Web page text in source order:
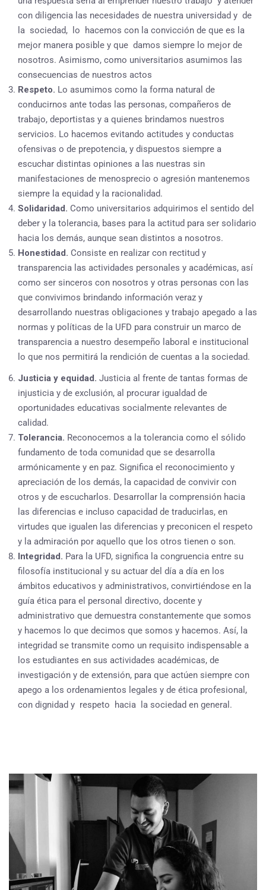
con diligencia las necesidades de nuestra universidad y de
la sociedad, lo hacemos con la convicción de que es la
mejor manera posible y que damos siempre lo mejor de
nosotros. Asimismo, como universitarios asumimos las
consecuencias de nuestros actos
Respeto. Lo asumimos como la forma natural de
conducirnos ante todas las personas, compañeros de
trabajo, deportistas y a quienes brindamos nuestros
servicios. Lo hacemos evitando actitudes y conductas
ofensivas o de prepotencia, y dispuestos siempre a
escuchar distintas opiniones a las nuestras sin
manifestaciones de menosprecio o agresión mantenemos
siempre la equidad y la racionalidad.
Solidaridad. Como universitarios adquirimos el sentido del
deber y la tolerancia, bases para la actitud para ser solidario
hacia los demás, aunque sean distintos a nosotros.
Honestidad. Consiste en realizar con rectitud y
transparencia las actividades personales y académicas, así
como ser sinceros con nosotros y otras personas con las
que convivimos brindando información veraz y
desarrollando nuestras obligaciones y trabajo apegado a las
normas y políticas de la UFD para construir un marco de
transparencia a nuestro desempeño laboral e institucional
lo que nos permitirá la rendición de cuentas a la sociedad.
Justicia y equidad. Justicia al frente de tantas formas de
injusticia y de exclusión, al procurar igualdad de
oportunidades educativas socialmente relevantes de
calidad.
Tolerancia. Reconocemos a la tolerancia como el sólido
fundamento de toda comunidad que se desarrolla
armónicamente y en paz. Significa el reconocimiento y
apreciación de los demás, la capacidad de convivir con
otros y de escucharlos. Desarrollar la comprensión hacia
las diferencias e incluso capacidad de traducirlas, en
virtudes que igualen las diferencias y preconicen el respeto
y la admiración por aquello que los otros tienen o son.
Integridad. Para la UFD, significa la congruencia entre su
filosofía institucional y su actuar del día a día en los
ámbitos educativos y administrativos, convirtiéndose en la
guía ética para el personal directivo, docente y
administrativo que demuestra constantemente que somos
y hacemos lo que decimos que somos y hacemos. Así, la
integridad se transmite como un requisito indispensable a
los estudiantes en sus actividades académicas, de
investigación y de extensión, para que actúen siempre con
apego a los ordenamientos legales y de ética profesional,
con dignidad y respeto hacia la sociedad en general.